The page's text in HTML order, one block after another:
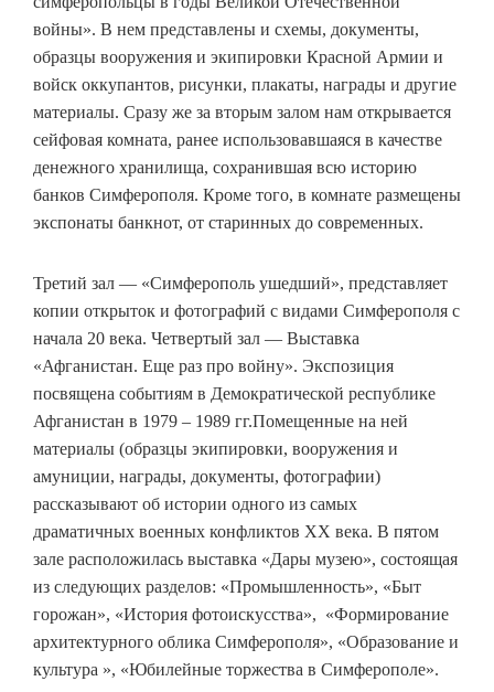
войны». В нем представлены и схемы, документы,
образцы вооружения и экипировки Красной Армии и
войск оккупантов, рисунки, плакаты, награды и другие
материалы. Сразу же за вторым залом нам открывается
сейфовая комната, ранее использовавшаяся в качестве
денежного хранилища, сохранившая всю историю
банков Симферополя. Кроме того, в комнате размещены
экспонаты банкнот, от старинных до современных.
Третий зал — «Симферополь ушедший», представляет
копии открыток и фотографий с видами Симферополя с
начала 20 века. Четвертый зал — Выставка
«Афганистан. Еще раз про войну». Экспозиция
посвящена событиям в Демократической республике
Афганистан в 1979 – 1989 гг.Помещенные на ней
материалы (образцы экипировки, вооружения и
амуниции, награды, документы, фотографии)
рассказывают об истории одного из самых
драматичных военных конфликтов ХХ века. В пятом
зале расположилась выставка «Дары музею», состоящая
из следующих разделов: «Промышленность», «Быт
горожан», «История фотоискусства», «Формирование
архитектурного облика Симферополя», «Образование и
культура », «Юбилейные торжества в Симферополе».